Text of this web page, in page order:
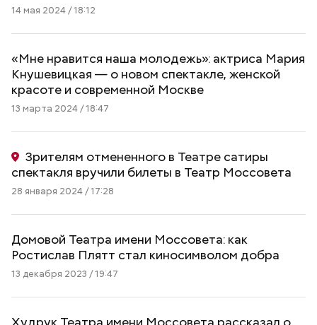
14 мая 2024 / 18:12
«Мне нравится наша молодежь»: актриса Мария
Кнушевицкая — о новом спектакле, женской
красоте и современной Москве
13 марта 2024 / 18:47
Зрителям отмененного в Театре сатиры
спектакля вручили билеты в Театр Моссовета
28 января 2024 / 17:28
Домовой Театра имени Моссовета: как
Ростислав Плятт стал киносимволом добра
13 декабря 2023 / 19:47